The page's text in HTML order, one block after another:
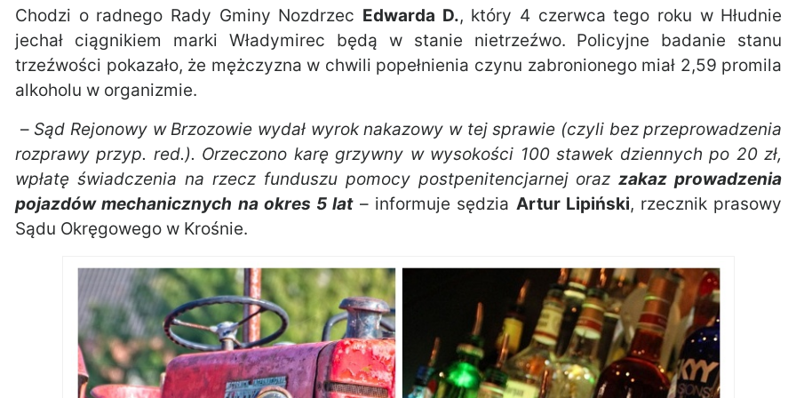
Chodzi o radnego Rady Gminy Nozdrzec Edwarda D., który 4 czerwca tego roku w Hłudnie
jechał ciągnikiem marki Władymirec będą w stanie nietrzeźwo. Policyjne badanie stanu
trzeźwości pokazało, że mężczyzna w chwili popełnienia czynu zabronionego miał 2,59 promila
alkoholu w organizmie.
– Sąd Rejonowy w Brzozowie wydał wyrok nakazowy w tej sprawie (czyli bez przeprowadzenia
rozprawy przyp. red.). Orzeczono karę grzywny w wysokości 100 stawek dziennych po 20 zł,
wpłatę świadczenia na rzecz funduszu pomocy postpenitencjarnej orazzakaz prowadzenia
pojazdów mechanicznych na okres 5 lat– informuje sędzia Artur Lipiński, rzecznik prasowy
Sądu Okręgowego w Krośnie.